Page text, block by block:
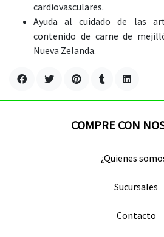
cardiovasculares.
Ayuda al cuidado de las
contenido de carne de
Nueva Zelanda.
COMPRE CON
¿Quienes
Sucursales
Contacto